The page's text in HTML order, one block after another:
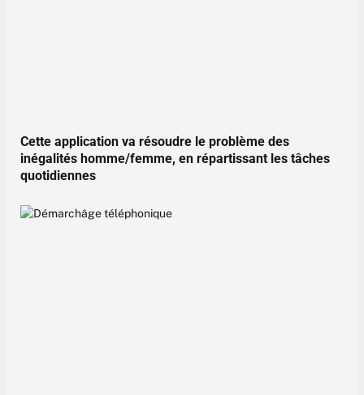
Cette application va résoudre le problème des
inégalités homme/femme, en répartissant les tâches
quotidiennes